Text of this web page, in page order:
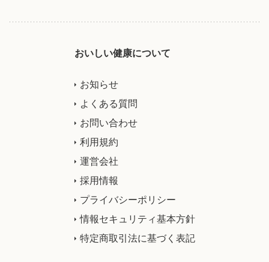
おいしい健康について
お知らせ
よくある質問
お問い合わせ
利用規約
運営会社
採用情報
プライバシーポリシー
情報セキュリティ基本方針
特定商取引法に基づく表記